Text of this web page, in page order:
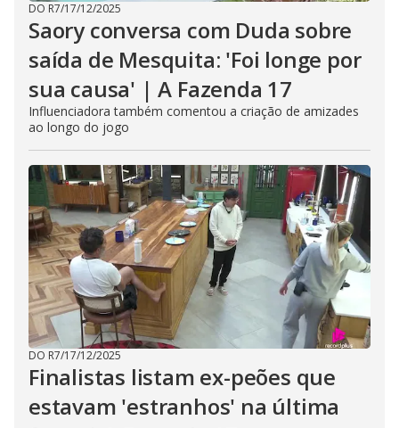
DO R7/17/12/2025
Saory conversa com Duda sobre
saída de Mesquita: 'Foi longe por
sua causa' | A Fazenda 17
Influenciadora também comentou a criação de amizades
ao longo do jogo
DO R7/17/12/2025
Finalistas listam ex-peões que
estavam 'estranhos' na última